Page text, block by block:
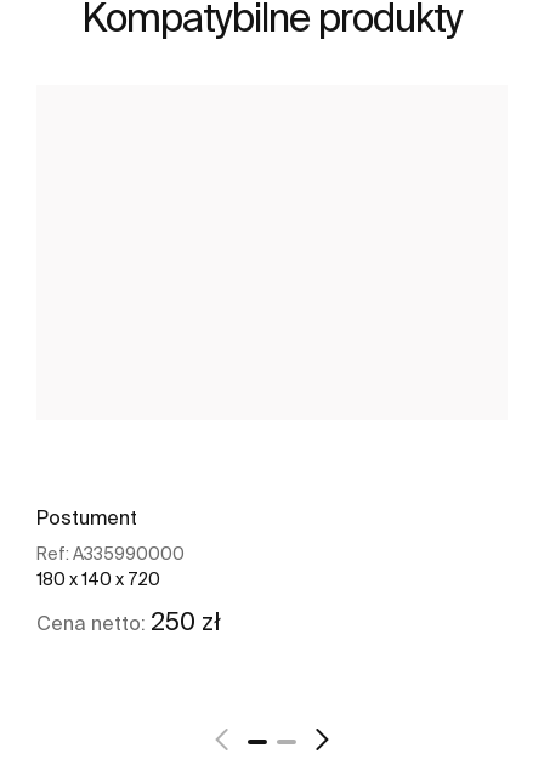
Kompatybilne produkty
Postument
Ref: A335990000
180 x 140 x 720
Cena netto: 250 zł